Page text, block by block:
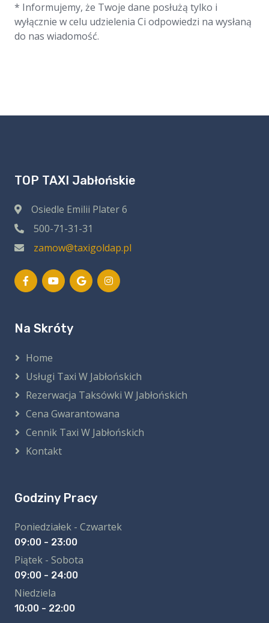
* Informujemy, że Twoje dane posłużą tylko i
wyłącznie w celu udzielenia Ci odpowiedzi na wysłaną
do nas wiadomość.
TOP TAXI Jabłońskie
Osiedle Emilii Plater 6
500-71-31-31
zamow@taxigoldap.pl
Na Skróty
Home
Usługi Taxi W Jabłońskich
Rezerwacja Taksówki W Jabłońskich
Cena Gwarantowana
Cennik Taxi W Jabłońskich
Kontakt
Godziny Pracy
Poniedziałek - Czwartek
09:00 - 23:00
Piątek - Sobota
09:00 - 24:00
Niedziela
10:00 - 22:00